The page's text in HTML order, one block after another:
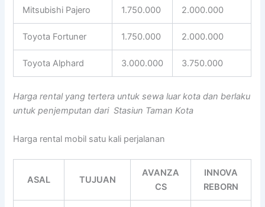
Mitsubishi Pajero 1.750.000 2.000.000
Toyota Fortuner 1.750.000 2.000.000
Toyota Alphard 3.000.000 3.750.000
Harga rental yang tertera untuk sewa luar kota dan berlaku
untuk penjemputan dari Stasiun Taman Kota
Harga rental mobil satu kali perjalanan
ASAL TUJUAN
AVANZA
CS
INNOVA
REBORN